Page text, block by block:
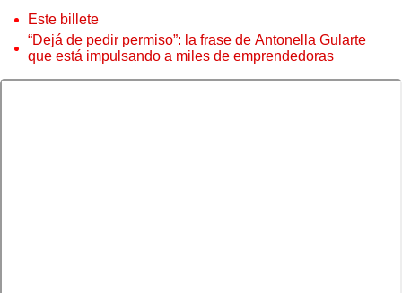
Este billete
“Dejá de pedir permiso”: la frase de Antonella Gularte
que está impulsando a miles de emprendedoras